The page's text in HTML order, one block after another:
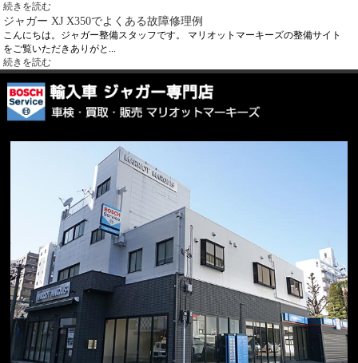
続きを読む
ジャガー XJ X350でよくある故障修理例
こんにちは。ジャガー整備スタッフです。 マリオットマーキーズの整備サイト
をご覧いただきありがと...
続きを読む